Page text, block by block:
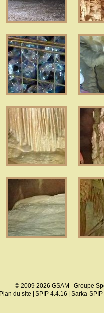
© 2009-2026 GSAM - Groupe
Plan du site
SPIP 4.4.16 Sarka-SPIP